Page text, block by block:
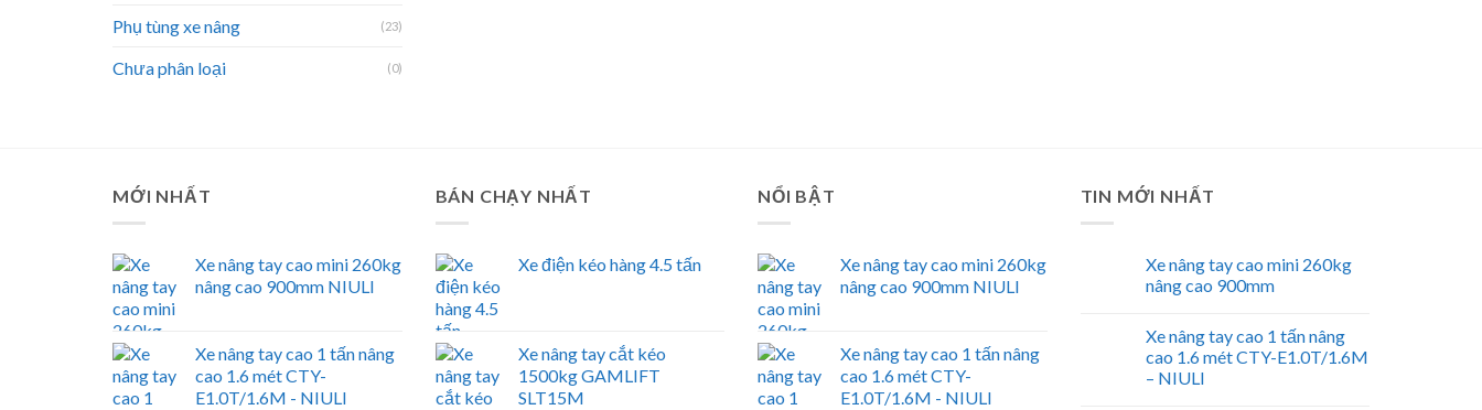
Phụ tùng xe nâng (23)
Chưa phân loại (0)
MỚI NHẤT
Xe nâng tay cao mini 260kg
nâng cao 900mm NIULI
Xe nâng tay cao 1 tấn nâng
cao 1.6 mét CTY-
E1.0T/1.6M - NIULI
BÁN CHẠY NHẤT
Xe điện kéo hàng 4.5 tấn
Xe nâng tay cắt kéo
1500kg GAMLIFT
SLT15M
NỔI BẬT
Xe nâng tay cao mini 260kg
nâng cao 900mm NIULI
Xe nâng tay cao 1 tấn nâng
cao 1.6 mét CTY-
E1.0T/1.6M - NIULI
TIN MỚI NHẤT
Xe nâng tay cao mini 260kg
nâng cao 900mm
Xe nâng tay cao 1 tấn nâng
cao 1.6 mét CTY-E1.0T/1.6M
– NIULI